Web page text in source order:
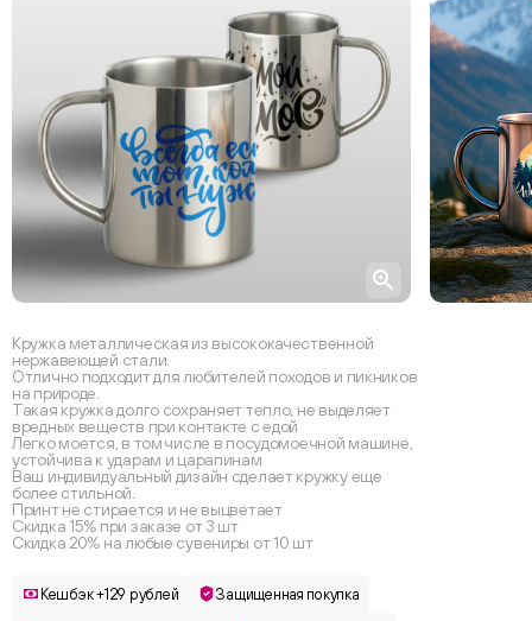
Кружка металлическая из высококачественной
нержавеющей стали.
Отлично подходит для любителей походов и пикников
на природе.
Такая кружка долго сохраняет тепло, не выделяет
вредных веществ при контакте с едой
Легко моется, в том числе в посудомоечной машине,
устойчива к ударам и царапинам
Ваш индивидуальный дизайн сделает кружку еще
более стильной.
Принт не стирается и не выцветает
Скидка 15% при заказе от 3 шт
Скидка 20% на любые сувениры от 10 шт
Кешбэк +129 рублей Защищенная покупка